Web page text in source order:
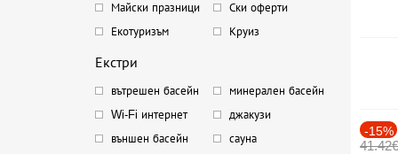
Майски празници
Ски оферти
Екотуризъм
Круиз
Екстри
вътрешен басейн
минерален басейн
Wi-Fi интернет
джакузи
външен басейн
сауна
-15%
41.42€